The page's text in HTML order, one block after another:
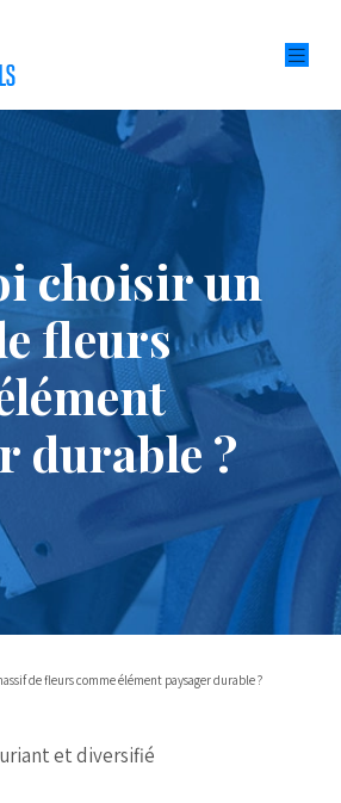
choisir un
fleurs
durable ?
de fleurs comme élément paysager durable ?